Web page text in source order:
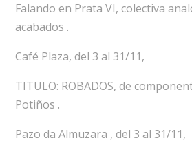
Falando en Prata VI, colectiva
acabados .
Café Plaza, del 3 al 31/11,
TITULO: ROBADOS, de
Potiños .
Pazo da Almuzara , del 3 al 31/11,